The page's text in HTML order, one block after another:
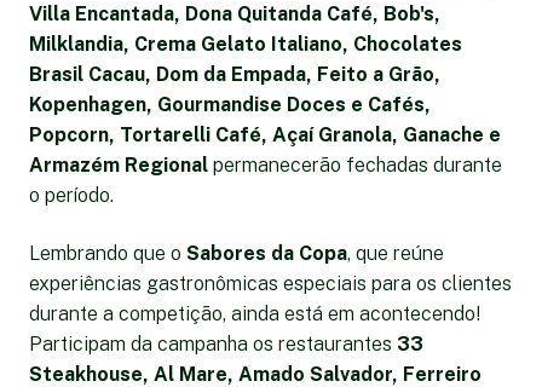
Villa Encantada, Dona Quitanda Café, Bob's,
Milklandia, Crema Gelato Italiano, Chocolates
Brasil Cacau, Dom da Empada, Feito a Grão,
Kopenhagen, Gourmandise Doces e Cafés,
Popcorn, Tortarelli Café, Açaí Granola, Ganache e
Armazém Regional permanecerão fechadas durante
o período.
Lembrando que o Sabores da Copa, que reúne
experiências gastronômicas especiais para os clientes
durante a competição, ainda está em acontecendo!
Participam da campanha os restaurantes 33
Steakhouse, Al Mare, Amado Salvador, Ferreiro